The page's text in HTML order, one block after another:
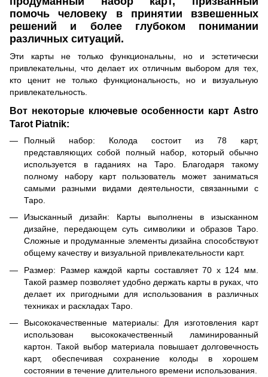
помочь человеку в принятии взвешенных
решений и более глубоком понимании
различных ситуаций.
Эти карты не только функциональны, но и эстетически
привлекательны, что делает их отличным выбором для тех,
кто ценит не только функциональность, но и визуальную
привлекательность.
Вот некоторые ключевые особенности карт Astro
Tarot Piatnik:
Полный набор: Колода состоит из 78 карт,
представляющих собой полный набор, который обычно
используется в гаданиях на Таро. Благодаря такому
полному набору карт пользователь может заниматься
самыми разными видами деятельности, связанными с
Таро.
Изысканный дизайн: Карты выполнены в изысканном
дизайне, передающем суть символики и образов Таро.
Сложные и продуманные элементы дизайна способствуют
общему качеству и визуальной привлекательности карт.
Размер: Размер каждой карты составляет 70 x 124 мм.
Такой размер позволяет удобно держать карты в руках, что
делает их пригодными для использования в различных
техниках и раскладах Таро.
Высококачественные материалы: Для изготовления карт
использован высококачественный ламинированный
картон. Такой выбор материала повышает долговечность
карт, обеспечивая сохранение колоды в хорошем
состоянии в течение длительного времени использования.